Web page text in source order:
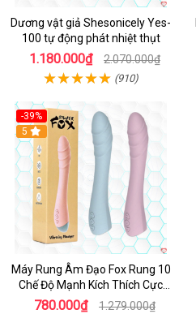
Dương vật giả Shesonicely Yes-
100 tự động phát nhiệt thụt
1.180.000₫ 2.070.000₫
(910)
-39%
Hot
5
Máy Rung Âm Đạo Fox Rung 10
Chế Độ Mạnh Kích Thích Cực
Sướng
780.000₫ 1.279.000₫